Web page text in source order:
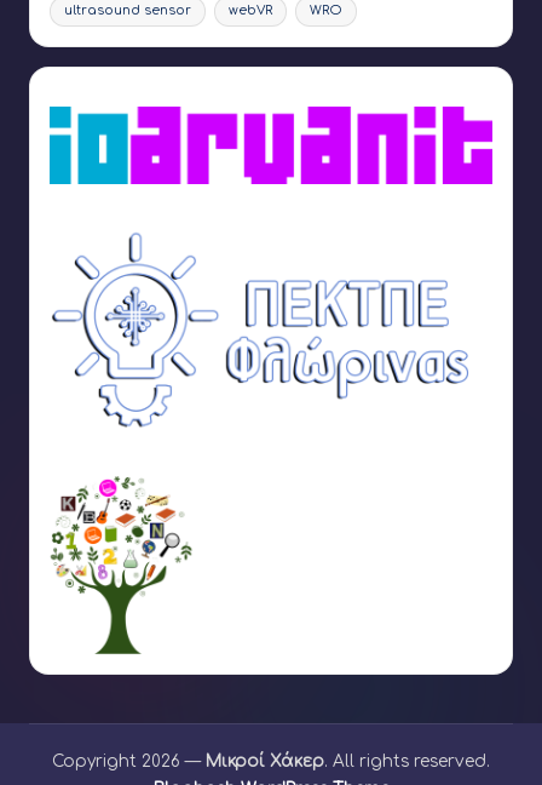
ultrasound sensor webVR WRO
Copyright 2026 — Μικροί Χάκερ. All rights reserved.